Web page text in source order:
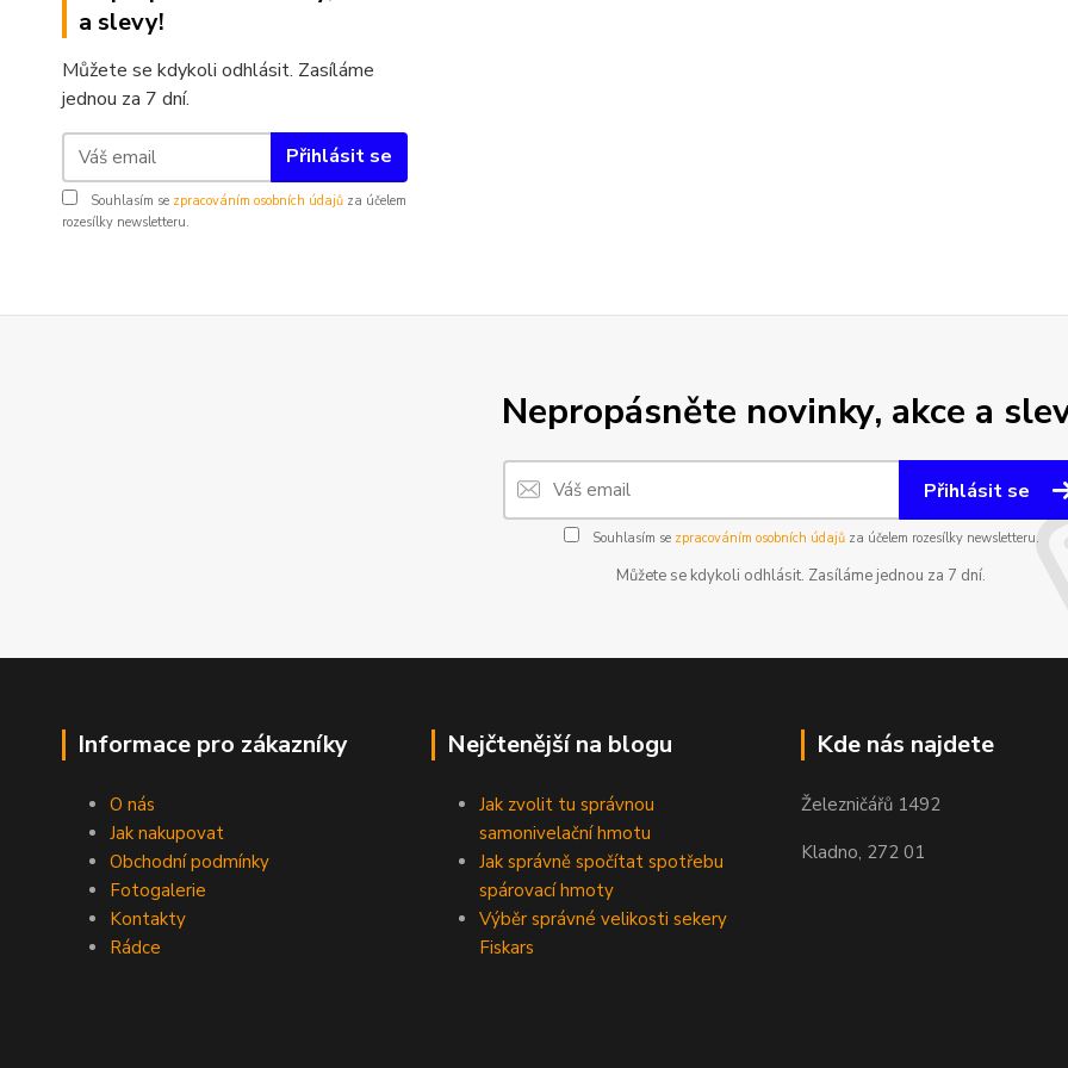
a slevy!
Můžete se kdykoli odhlásit. Zasíláme
jednou za 7 dní.
Přihlásit se
Souhlasím se zpracováním osobních údajů za účelem
rozesílky newsletteru.
Nepropásněte novinky, akce a
Přihlásit se
Souhlasím se zpracováním osobních údajůza účelem rozesílky newsletteru.
Můžete se kdykoli odhlásit. Zasíláme jednou za 7 dní.
Informace pro zákazníky
O nás
Jak nakupovat
Obchodní podmínky
Fotogalerie
Kontakty
Rádce
Nejčtenější na blogu
Jak zvolit tu správnou
samonivelační hmotu
Jak správně spočítat spotřebu
spárovací hmoty
Výběr správné velikosti sekery
Fiskars
Kde nás najdete
Železničářů 1492
Kladno, 272 01